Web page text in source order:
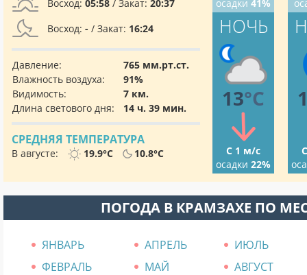
Восход: 05:58 / Закат: 20:37
Восход: - / Закат: 16:24
Давление:
765 мм.рт.ст.
Влажность воздуха:
91%
Видимость:
7 км.
Длина светового дня:
14 ч. 39 мин.
СРЕДНЯЯ ТЕМПЕРАТУРА
В августе: 19.9°C 10.8°C
осадки 41%
НОЧЬ
13°C
С 1 м/с
осадки 22%
ПОГОДА В КРАМЗАХЕ ПО
ЯНВАРЬ АПРЕЛЬ
ИЮЛЬ
ФЕВРАЛЬ
МАЙ
АВГУСТ